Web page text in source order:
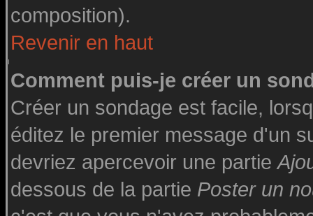
composition).
Revenir en haut
Comment puis-je créer un
Créer un sondage est facile,
éditez le premier message d'un
devriez apercevoir une partie
dessous de la partie Poster un